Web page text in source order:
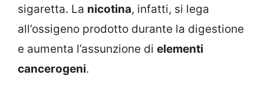
sigaretta. La nicotina, infatti, si lega
all’ossigeno prodotto durante la digestione
e aumenta l’assunzione di elementi
cancerogeni.